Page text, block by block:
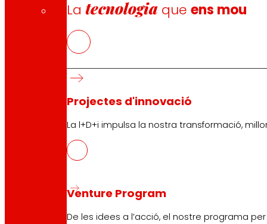
Latecnologia queens mou
Projectes d'innovació
La l+D+i impulsa la nostra transformació,
Venture Program
De les idees a l’acció, el nostre programa